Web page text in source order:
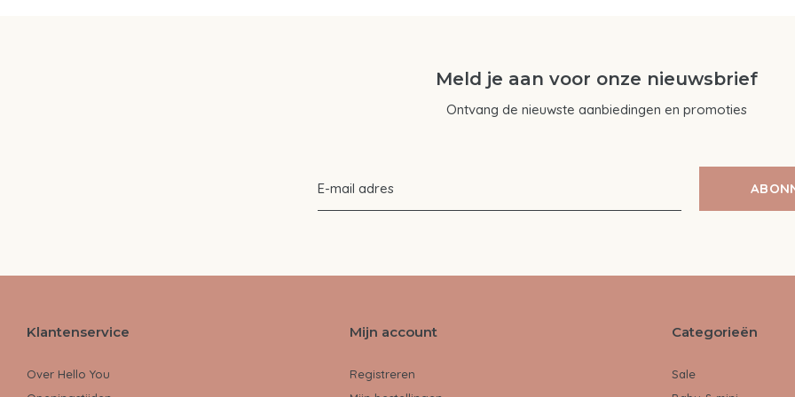
Meld je aan voor onze nieuwsbrief
Ontvang de nieuwste aanbiedingen en promoties
Klantenservice
Over Hello You
Mijn account
Registreren
Categorieën
Sale